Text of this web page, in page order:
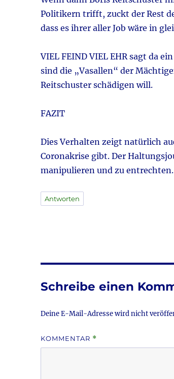
Politikern trifft, zuckt der Rest
dass es ihrer aller Job wäre in
VIEL FEIND VIEL EHR sagt da
sind die „Vasallen“ der
Reitschuster schädigen will.
FAZIT
Dies Verhalten zeigt natürlich
Coronakrise gibt. Der
manipulieren und zu
Antworten
Schreibe einen
Deine E-Mail-Adresse wird nicht
KOMMENTAR *